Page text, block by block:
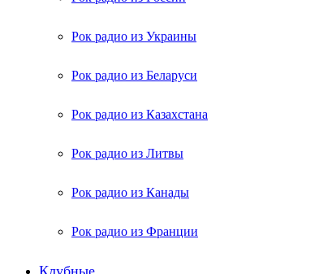
Рок радио из Украины
Рок радио из Беларуси
Рок радио из Казахстана
Рок радио из Литвы
Рок радио из Канады
Рок радио из Франции
Клубные